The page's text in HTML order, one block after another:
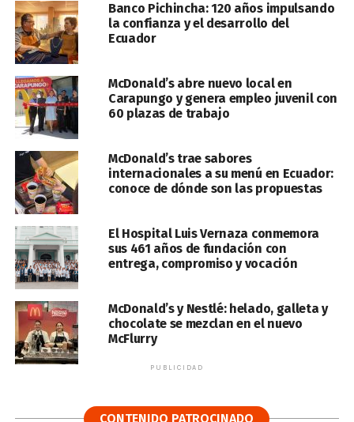
Banco Pichincha: 120 años impulsando
la confianza y el desarrollo del
Ecuador
McDonald’s abre nuevo local en
Carapungo y genera empleo juvenil con
60 plazas de trabajo
McDonald’s trae sabores
internacionales a su menú en Ecuador:
conoce de dónde son las propuestas
El Hospital Luis Vernaza conmemora
sus 461 años de fundación con
entrega, compromiso y vocación
McDonald’s y Nestlé: helado, galleta y
chocolate se mezclan en el nuevo
McFlurry
PUBLICIDAD
CONTENIDO PATROCINADO